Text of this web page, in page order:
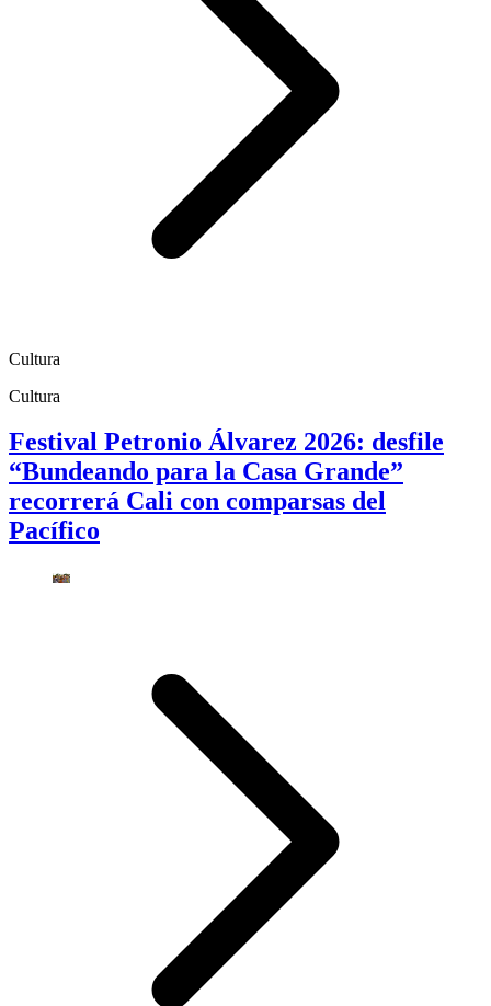
Cultura
Cultura
Festival Petronio Álvarez 2026: desfile
“Bundeando para la Casa Grande”
recorrerá Cali con comparsas del
Pacífico